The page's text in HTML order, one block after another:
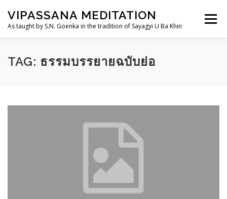
content
VIPASSANA MEDITATION
As taught by S.N. Goenka in the tradition of Sayagyi U Ba Khin
Menu
THAILANDDHAMMA.ORG วิปัสสนากรรมฐาน
TAG: ธรรมบรรยายฉบับย่อ